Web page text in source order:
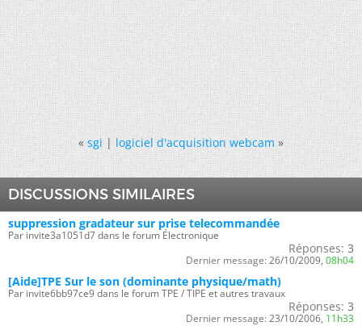
« sgi|logiciel d'acquisition webcam »
DISCUSSIONS SIMILAIRES
suppression gradateur sur prise telecommandée
Par invite3a1051d7 dans le forum Électronique
Réponses: 3
Dernier message: 26/10/2009, 08h04
[Aide]TPE Sur le son (dominante physique/math)
Par invite6bb97ce9 dans le forum TPE / TIPE et autres travaux
Réponses: 3
Dernier message: 23/10/2006, 11h33